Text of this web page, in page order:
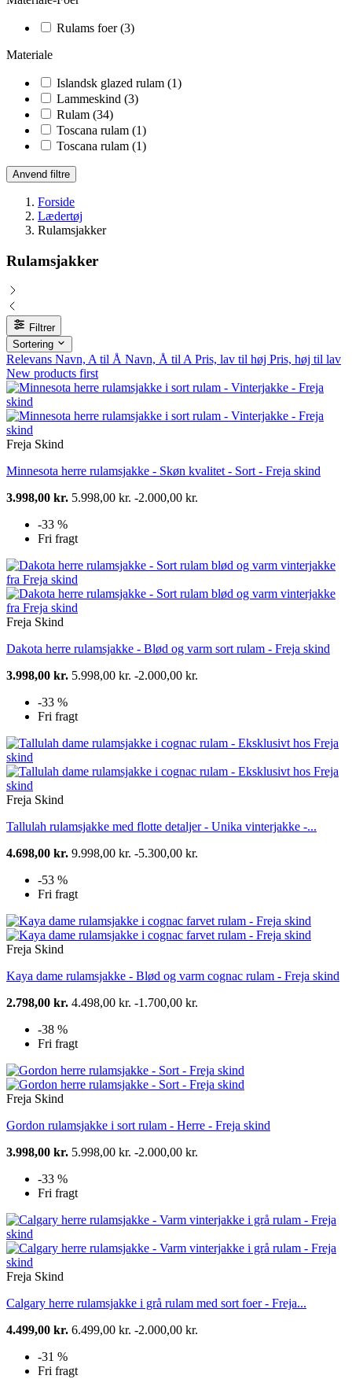
Rulams foer (3)
Materiale
Islandsk glazed rulam (1)
Lammeskind (3)
Rulam (34)
Toscana rulam (1)
Toscana rulam (1)
Anvend filtre
Forside
Lædertøj
Rulamsjakker
Rulamsjakker
Filtrer
Sortering
Relevans Navn, A til Å Navn, Å til APris, lav til høj Pris, høj til lav
New products first
Freja Skind
Minnesota herre rulamsjakke - Skøn kvalitet - Sort - Freja skind
3.998,00 kr. 5.998,00 kr. -2.000,00 kr.
-33 %
Fri fragt
Freja Skind
Dakota herre rulamsjakke - Blød og varm sort rulam - Freja skind
3.998,00 kr. 5.998,00 kr. -2.000,00 kr.
-33 %
Fri fragt
Freja Skind
Tallulah rulamsjakke med flotte detaljer - Unika vinterjakke -...
4.698,00 kr. 9.998,00 kr. -5.300,00 kr.
-53 %
Fri fragt
Freja Skind
Kaya dame rulamsjakke - Blød og varm cognac rulam - Freja skind
2.798,00 kr. 4.498,00 kr. -1.700,00 kr.
-38 %
Fri fragt
Freja Skind
Gordon rulamsjakke i sort rulam - Herre - Freja skind
3.998,00 kr. 5.998,00 kr. -2.000,00 kr.
-33 %
Fri fragt
Freja Skind
Calgary herre rulamsjakke i grå rulam med sort foer - Freja...
4.499,00 kr. 6.499,00 kr. -2.000,00 kr.
-31 %
Fri fragt